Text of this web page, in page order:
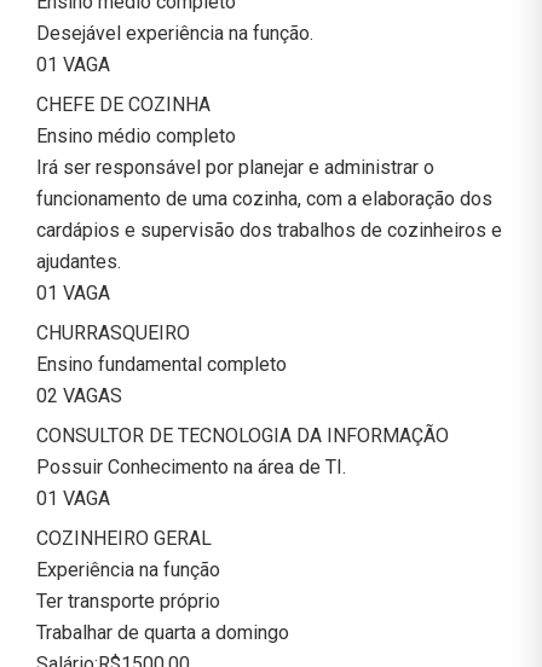
Desejável experiência na função.
01 VAGA
CHEFE DE COZINHA
Ensino médio completo
Irá ser responsável por planejar e administrar o
funcionamento de uma cozinha, com a elaboração dos
cardápios e supervisão dos trabalhos de cozinheiros e
ajudantes.
01 VAGA
CHURRASQUEIRO
Ensino fundamental completo
02 VAGAS
CONSULTOR DE TECNOLOGIA DA INFORMAÇÃO
Possuir Conhecimento na área de TI.
01 VAGA
COZINHEIRO GERAL
Experiência na função
Ter transporte próprio
Trabalhar de quarta a domingo